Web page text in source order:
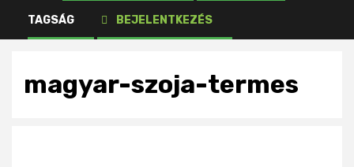
TAGSÁG BEJELENTKEZÉS
magyar-szoja-termes
magyar-szoja-termes